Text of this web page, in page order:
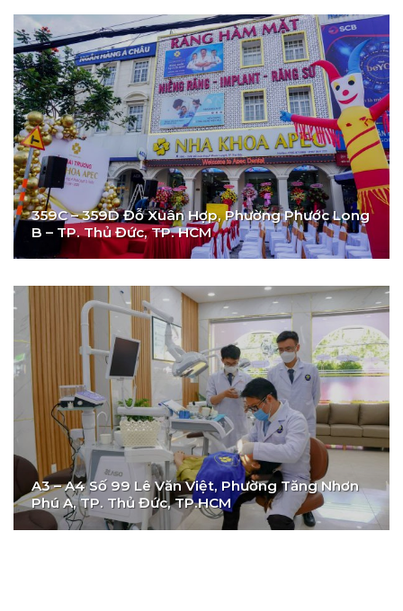
359C – 359D Đỗ Xuân Hợp, Phường Phước Long
B – TP. Thủ Đức, TP. HCM
A3 – A4 Số 99 Lê Văn Việt, Phường Tăng Nhơn
Phú A, TP. Thủ Đức, TP.HCM